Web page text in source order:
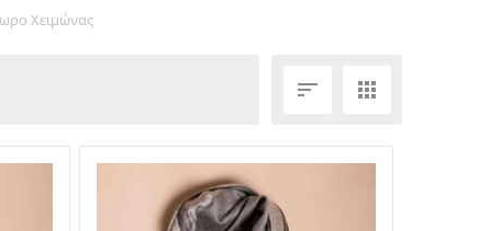
Χειμώνας
 